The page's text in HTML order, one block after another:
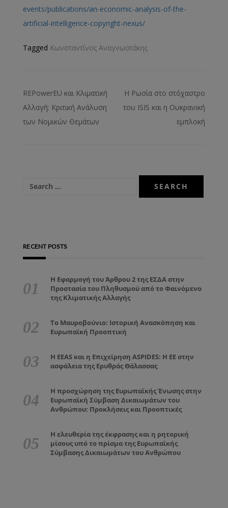
events/publications/an-economic-analysis-of-the-
artificial-intelligence-copyright-nexus/
Tagged Κωνσταντίνος Αναγνωστάκης
REPowerEU και Κλιματική
Αλλαγή: Κριτική Ανάλυση
των Νομικών Θεμάτων
Η Ρωσία στο στόχαστρο
του ISIS και η Ουκρανική
εμπλοκή
RECENT POSTS
Η Εφαρμογή του Άρθρου 2 της ΕΣΔΑ στην
Προστασία του Πληθυσμού από το Φαινόμενο
της Κλιματικής Αλλαγής
Το Μαυροβούνιο: Ιστορική Ανασκόπηση και
Ευρωπαϊκή Προοπτική
Η EEAS και η Επιχείρηση ASPIDES: Η ΕΕ στην
ασφάλεια της Ερυθράς Θάλασσας
Η προσχώρηση της Ευρωπαϊκής Ένωσης στην
Ευρωπαϊκή Σύμβαση Δικαιωμάτων του
Ανθρώπου: Προκλήσεις και Προοπτικές
Η ελευθερία της έκφρασης και η ρητορική
μίσους υπό το πρίσμα της Ευρωπαϊκής
Σύμβασης Δικαιωμάτων του Ανθρώπου